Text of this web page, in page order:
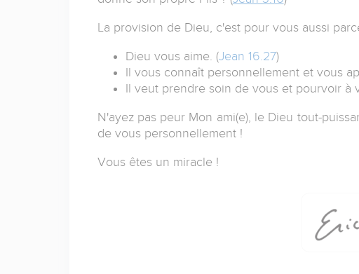
La provision de Dieu, c'est pour vous aussi
Dieu vous aime. (Jean 16.27)
Il vous connaît personnellement et vous
Il veut prendre soin de vous et pourvoir à
N'ayez pas peur Mon ami(e), le Dieu tout-
de vous personnellement !
Vous êtes un miracle !